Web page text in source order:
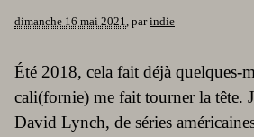
dimanche 16 mai 2021, parindie
Été 2018, cela fait déjà quelques-
cali(fornie) me fait tourner la tête.
David Lynch, de séries